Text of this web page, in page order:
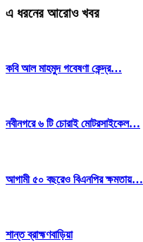
এ ধরনের আরোও খবর
কবি আল মাহমুদ গবেষণা কেন্দ্র…
নবীনগরে ৬ টি চোরাই মোটরসাইকেল…
আগামী ৫০ বছরেও বিএনপির ক্ষমতায়…
শান্ত ব্রাহ্মণবাড়িয়া